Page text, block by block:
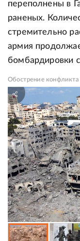
переполнены в
раненых.
стремительно
армия
бомбардировки
Обострение